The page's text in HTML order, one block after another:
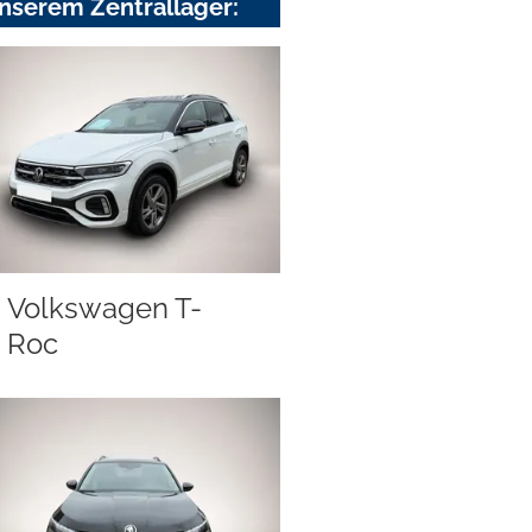
Zentrallager:
Volkswagen T-
Roc